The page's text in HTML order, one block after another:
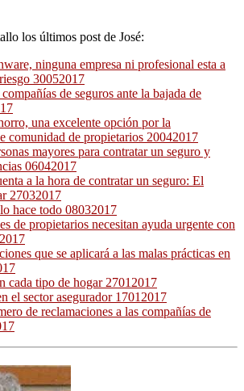
los últimos post de José:
ninguna empresa ni profesional esta a
30052017
de seguros ante la bajada de
una excelente opción por la
comunidad de propietarios 20042017
mayores para contratar un seguro y
06042017
a la hora de contratar un seguro: El
27032017
hace todo 08032017
de propietarios necesitan ayuda urgente con
que se aplicará a las malas prácticas en
cada tipo de hogar 27012017
el sector asegurador 17012017
de reclamaciones a las compañías de